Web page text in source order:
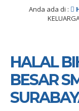
Anda ada di :
HALAL
BESAR